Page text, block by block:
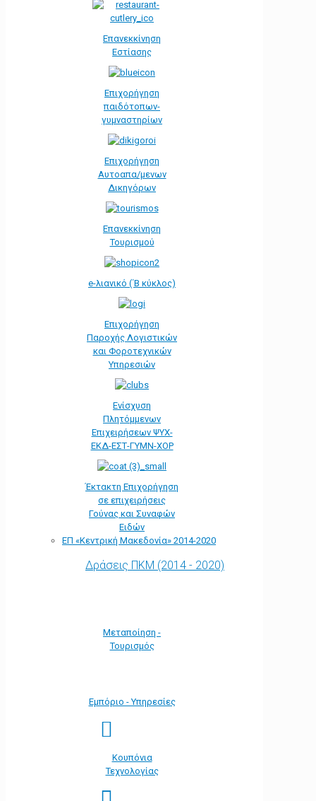
Επανεκκίνηση
Εστίασης
Επιχορήγηση
παιδότοπων-
γυμναστηρίων
Επιχορήγηση
Αυτοαπα/μενων
Δικηγόρων
Επανεκκίνηση
Τουρισμού
e-λιανικό (΄Β κύκλος)
Επιχορήγηση
Παροχής Λογιστικών
και Φοροτεχνικών
Υπηρεσιών
Ενίσχυση
Πλητόμμενων
Επιχειρήσεων ΨΥΧ-
ΕΚΔ-ΕΣΤ-ΓΥΜΝ-ΧΟΡ
Έκτακτη Επιχορήγηση
σε επιχειρήσεις
Γούνας και Συναφών
Ειδών
ΕΠ «Kεντρική Μακεδονία» 2014-2020
Δράσεις ΠΚΜ (2014 - 2020)
Μεταποίηση -
Τουρισμός
Εμπόριο - Υπηρεσίες
Κουπόνια
Τεχνολογίας